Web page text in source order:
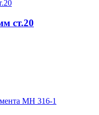
ст.20